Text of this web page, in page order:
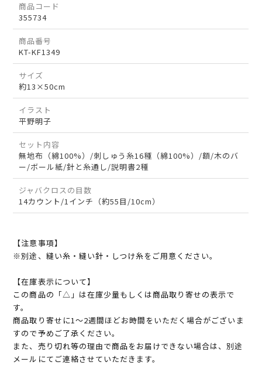
商品コード
355734
商品番号
KT-KF1349
サイズ
約13×50cm
イラスト
平野明子
セット内容
無地布（綿100%）/刺しゅう糸16種（綿100%）/額/木のバ
ー/ボール紙/針と糸通し/説明書2種
ジャバクロスの目数
14カウント/1インチ（約55目/10cm）
【注意事項】
※別途、縫い糸・縫い針・しつけ糸をご用意ください。
【在庫表示について】
この商品の「△」は在庫少量もしくは商品取り寄せの表示で
す。
商品取り寄せに1～2週間ほどお時間をいただく場合がございま
すので予めご了承ください。
また、売り切れ等の理由で商品をお届けできない場合は、別途
メールにてご連絡させていただきます。